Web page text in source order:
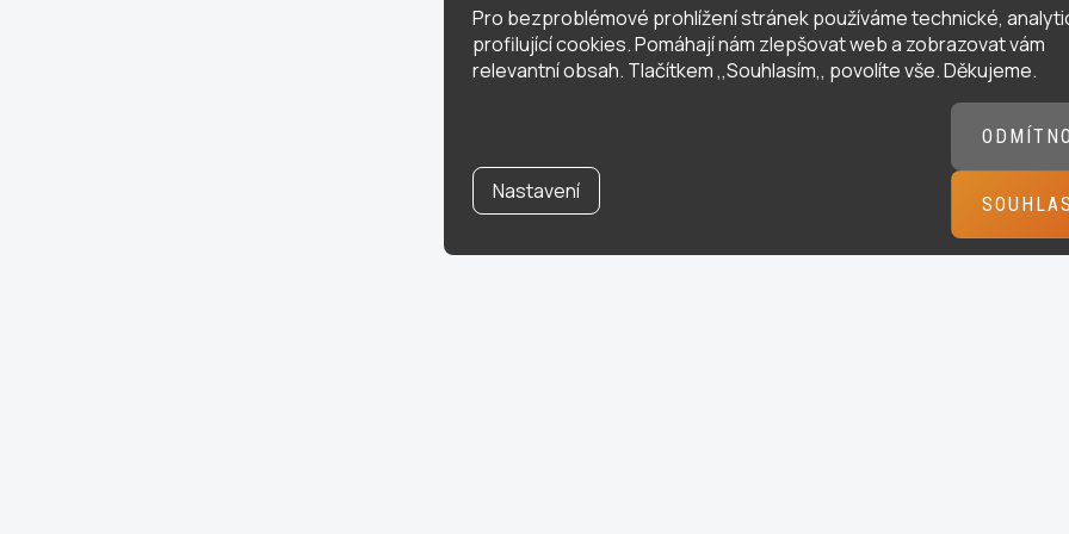
Pro bezproblémové prohlížení stránek používáme technické,
profilující cookies. Pomáhají nám zlepšovat web a zobrazovat vám
relevantní obsah. Tlačítkem ,,Souhlasím,, povolíte vše. Děkujeme.
Nastavení